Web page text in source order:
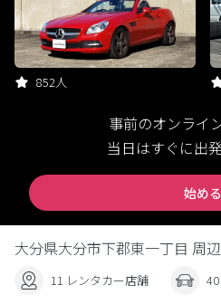
852人
事前のオンライ
当日はすぐに出
始める
大分県大分市下郡東一丁目 周
11 レンタカー店舗